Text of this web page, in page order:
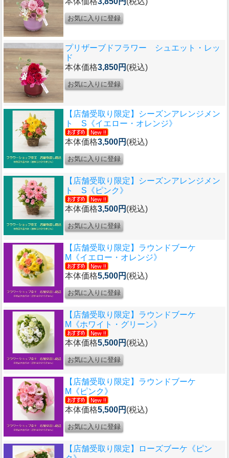
プリザーブドフラワー シュエット・レッ
ド
本体価格3,850円 (税込)
【店舗受取り限定】シーズンアレンジメン
ト S《イエロー・オレンジ》
本体価格3,500円 (税込)
【店舗受取り限定】シーズンアレンジメン
ト S《ピンク》
本体価格3,500円 (税込)
【店舗受取り限定】ラウンドブーケ
M《イエロー・オレンジ》
本体価格5,500円 (税込)
【店舗受取り限定】ラウンドブーケ
M《ホワイト・グリーン》
本体価格5,500円 (税込)
【店舗受取り限定】ラウンドブーケ
M《ピンク》
本体価格5,500円 (税込)
【店舗受取り限定】ローズブーケ《ピン